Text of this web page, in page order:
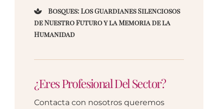
Bosques: Los Guardianes Silenciosos
de Nuestro Futuro y la Memoria de la
Humanidad
¿Eres Profesional Del Sector?
Contacta con nosotros queremos